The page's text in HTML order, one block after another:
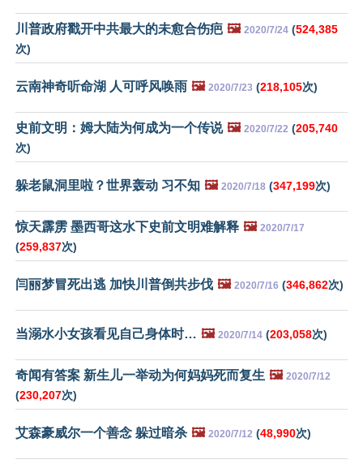
川普政府戳开中共最大的未愈合伤疤 🖼️ 2020/7/24 (524,385
次)
云南神奇听命湖 人可呼风唤雨 🖼️ 2020/7/23 (218,105次)
史前文明：姆大陆为何成为一个传说 🖼️ 2020/7/22 (205,740
次)
躲老鼠洞里啦？世界轰动 习不知 🖼️ 2020/7/18 (347,199次)
惊天霹雳 墨西哥这水下史前文明难解释 🖼️ 2020/7/17
(259,837次)
闫丽梦冒死出逃 加快川普倒共步伐 🖼️ 2020/7/16 (346,862次)
当溺水小女孩看见自己身体时… 🖼️ 2020/7/14 (203,058次)
奇闻有答案 新生儿一举动为何妈妈死而复生 🖼️ 2020/7/12
(230,207次)
艾森豪威尔一个善念 躲过暗杀 🖼️ 2020/7/12 (48,990次)